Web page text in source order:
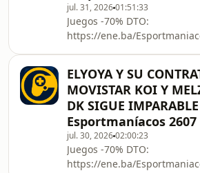
protonvpn.com/
APÓYANOS AQUÍ
https://www.patreon.com/
https://www.twitch.tv/
Nuestras redes
https://twitter.com/Espo
jul. 31, 202601:51:33
Juegos -70% DTO:
https://ene.ba/
GamePass Descuentos Exclusivos en
Juegos de PC:
https://ene.ba/
La mejor VPN del mundo y
protonvpn.com/
APÓYANOS AQUÍ
https://www.patreon.com/
ELYOYA Y SU
MOVISTAR KOI Y
DK SIGUE
Esportmaníacos 2607
jul. 30, 202602:00:23
Juegos -70% DTO:
https://ene.ba/